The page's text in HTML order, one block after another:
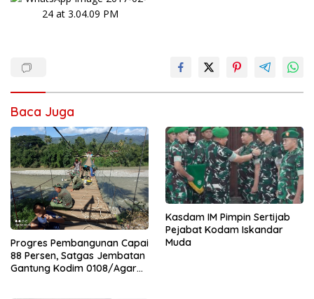
Baca Juga
Progres Pembangunan Capai
88 Persen, Satgas Jembatan
Gantung Kodim 0108/Agara
Kasdam IM Pimpin Sertijab
Pejabat Kodam Iskandar
Muda